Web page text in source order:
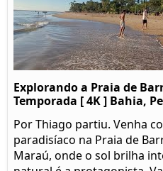
Explorando a Praia de
Temporada [ 4K ] Bahia,
Por Thiago partiu. Venha
paradisíaco na Praia de
Maraú, onde o sol brilha